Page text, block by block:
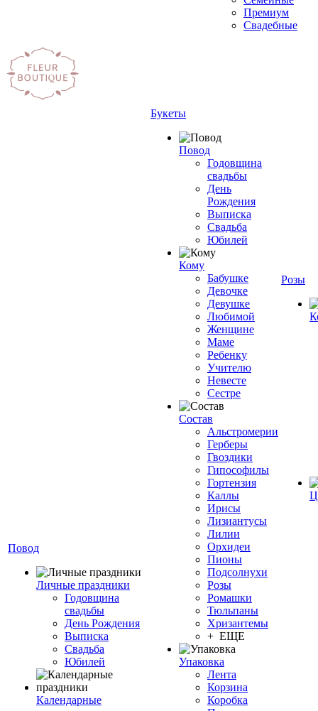
Премиум
Свадебные
Повод
Личные праздники
Годовщина
свадьбы
День Рождения
Выписка
Свадьба
Юбилей
Календарные
Букеты
Повод
Годовщина
свадьбы
День
Рождения
Выписка
Свадьба
Юбилей
Кому
Бабушке
Девочке
Девушке
Любимой
Женщине
Маме
Ребенку
Учителю
Невесте
Сестре
Состав
Альстромерии
Герберы
Гвоздики
Гипософилы
Гортензия
Каллы
Ирисы
Лизиантусы
Лилии
Орхидеи
Пионы
Подсолнухи
Розы
Ромашки
Тюльпаны
Хризантемы
+ ЕЩЕ
Упаковка
Лента
Корзина
Коробка
Розы